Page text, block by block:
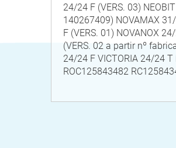
24/24 F (VERS. 03)
140267409) NOVAMAX
F (VERS. 01) NOVANOX
(VERS. 02 a partir nº
24/24 F VICTORIA 24/24
ROC125843482